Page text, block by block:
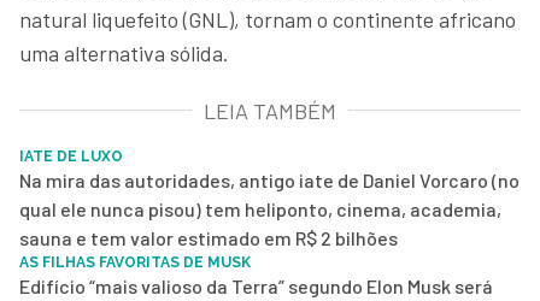
natural liquefeito (GNL), tornam o continente africano
uma alternativa sólida.
LEIA TAMBÉM
IATE DE LUXO
Na mira das autoridades, antigo iate de Daniel Vorcaro (no
qual ele nunca pisou) tem heliponto, cinema, academia,
sauna e tem valor estimado em R$ 2 bilhões
AS FILHAS FAVORITAS DE MUSK
Edifício “mais valioso da Terra” segundo Elon Musk será